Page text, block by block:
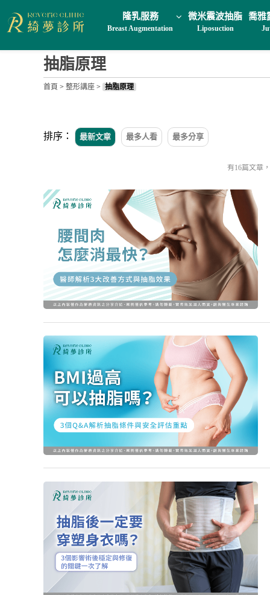
隆乳服務
Breast Augmentation
微米震波抽脂
Liposuction
喬雅
抽脂原理
首頁 > 整形講座 > 抽脂原理
排序： 最新文章 最多人看 最多分享
有16篇文章